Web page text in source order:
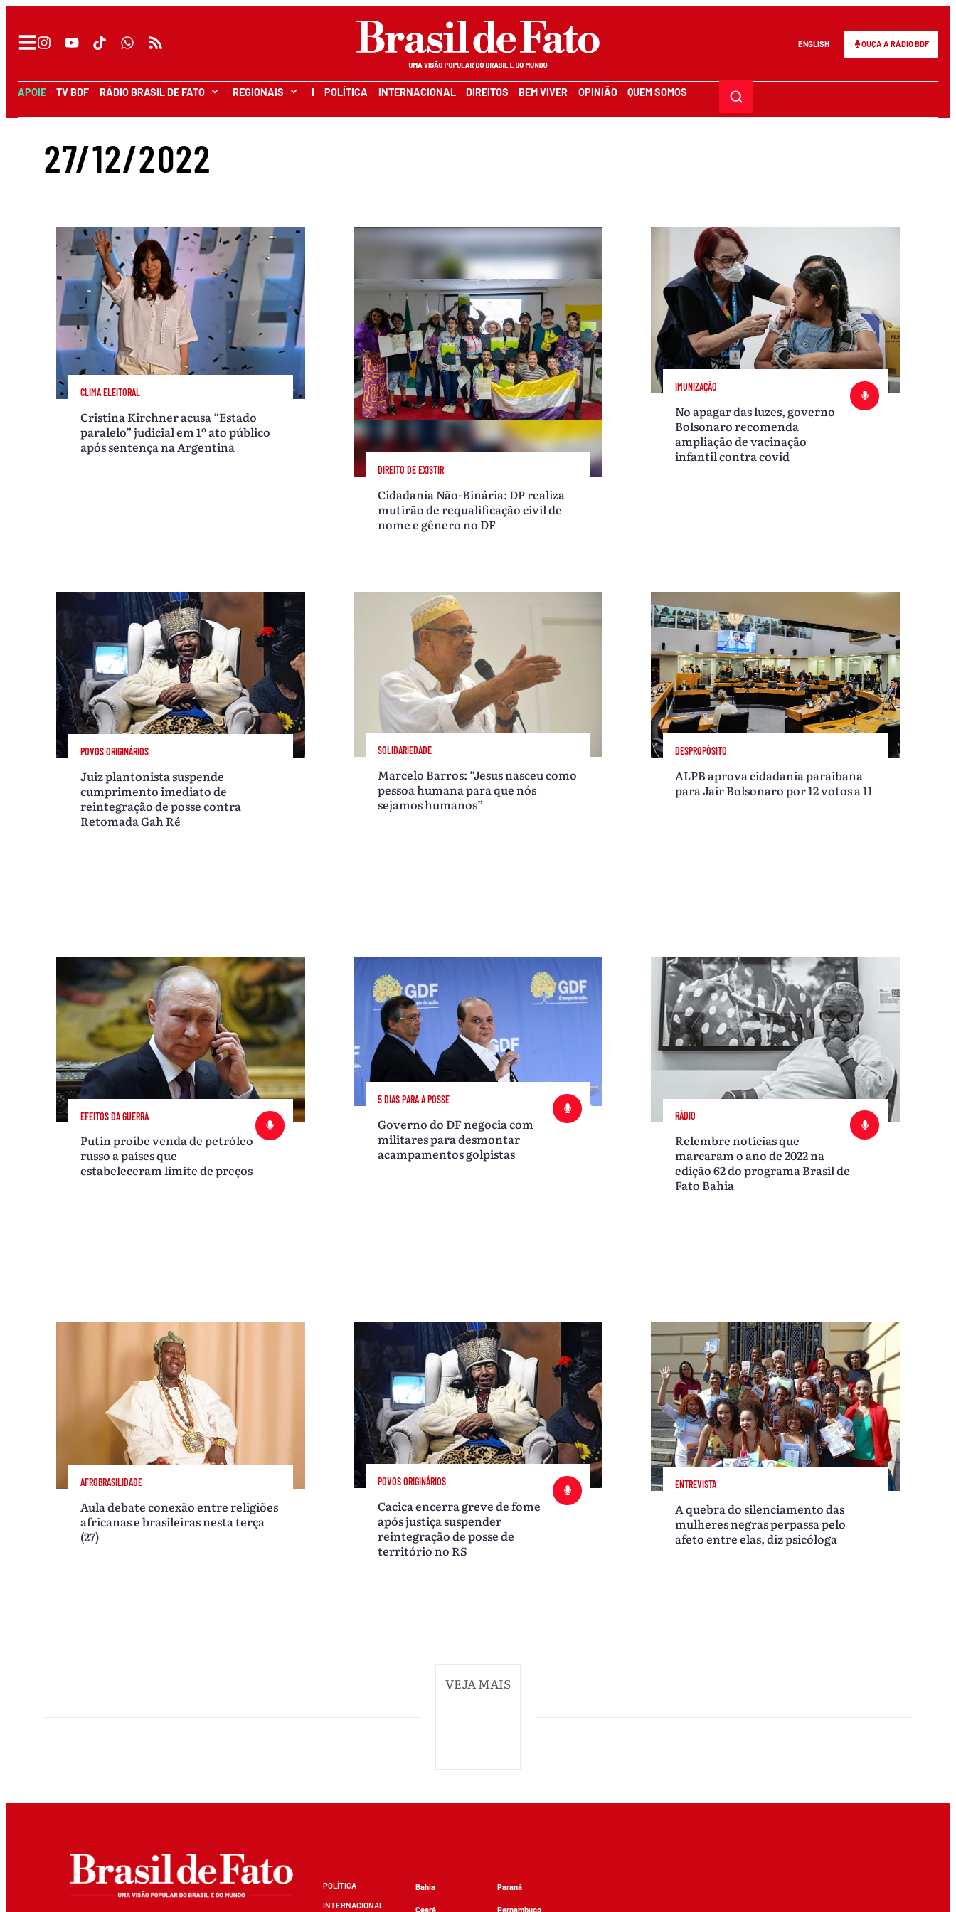
ENGLISH OUÇA A RÁDIO BDF
APOIE TV BDF RÁDIO BRASIL DE FATO REGIONAIS I POLÍTICA INTERNACIONAL DIREITOS BEM VIVER OPINIÃO QUEM SOMOS
27/12/2022
CLIMA ELEITORAL
Cristina Kirchner acusa “Estado
paralelo” judicial em 1º ato público
após sentença na Argentina
DIREITO DE EXISTIR
Cidadania Não-Binária: DP realiza
mutirão de requalificação civil de
nome e gênero no DF
IMUNIZAÇÃO
No apagar das luzes, governo
Bolsonaro recomenda
ampliação de vacinação
infantil contra covid
POVOS ORIGINÁRIOS
Juiz plantonista suspende
cumprimento imediato de
reintegração de posse contra
Retomada Gah Ré
SOLIDARIEDADE
Marcelo Barros: “Jesus nasceu como
pessoa humana para que nós
sejamos humanos”
DESPROPÓSITO
ALPB aprova cidadania paraibana
para Jair Bolsonaro por 12 votos a 11
EFEITOS DA GUERRA
Putin proíbe venda de petróleo
russo a países que
estabeleceram limite de preços
5 DIAS PARA A POSSE
Governo do DF negocia com
militares para desmontar
acampamentos golpistas
RÁDIO
Relembre notícias que
marcaram o ano de 2022 na
edição 62 do programa Brasil de
Fato Bahia
AFROBRASILIDADE
Aula debate conexão entre religiões
africanas e brasileiras nesta terça
(27)
POVOS ORIGINÁRIOS
Cacica encerra greve de fome
após justiça suspender
reintegração de posse de
território no RS
ENTREVISTA
A quebra do silenciamento das
mulheres negras perpassa pelo
afeto entre elas, diz psicóloga
VEJA MAIS
POLÍTICA
INTERNACIONAL
Bahia
Ceará
Paraná
Pernambuco